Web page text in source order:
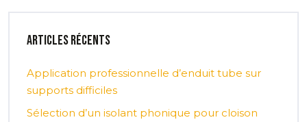
Articles récents
Application professionnelle d’enduit tube sur
supports difficiles
Sélection d’un isolant phonique pour cloison